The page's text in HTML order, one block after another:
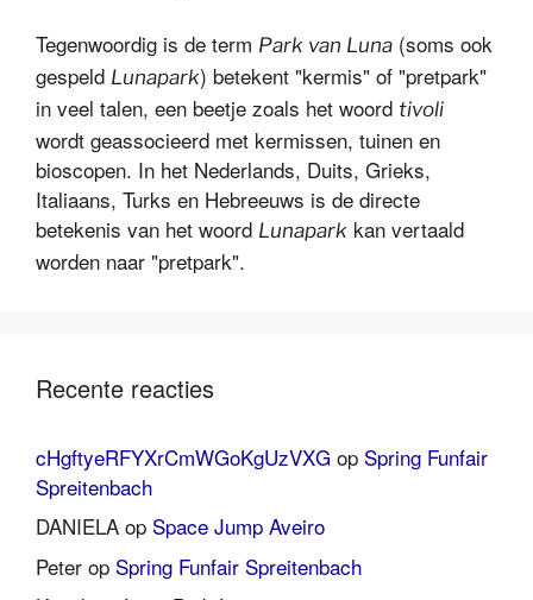
Tegenwoordig is de term Park van Luna (soms ook
gespeld Lunapark) betekent "kermis" of "pretpark"
in veel talen, een beetje zoals het woord tivoli
wordt geassocieerd met kermissen, tuinen en
bioscopen. In het Nederlands, Duits, Grieks,
Italiaans, Turks en Hebreeuws is de directe
betekenis van het woord Lunapark kan vertaald
worden naar "pretpark".
Recente reacties
cHgftyeRFYXrCmWGoKgUzVXG op Spring Funfair
Spreitenbach
DANIELA op Space Jump Aveiro
Peter op Spring Funfair Spreitenbach